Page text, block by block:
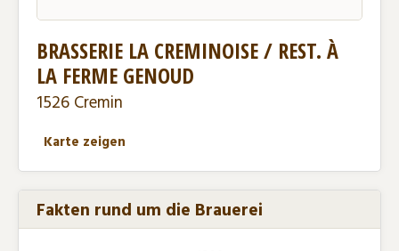
BRASSERIE LA CREMINOISE / REST. À
LA FERME GENOUD
1526 Cremin
Karte zeigen
Fakten rund um die Brauerei